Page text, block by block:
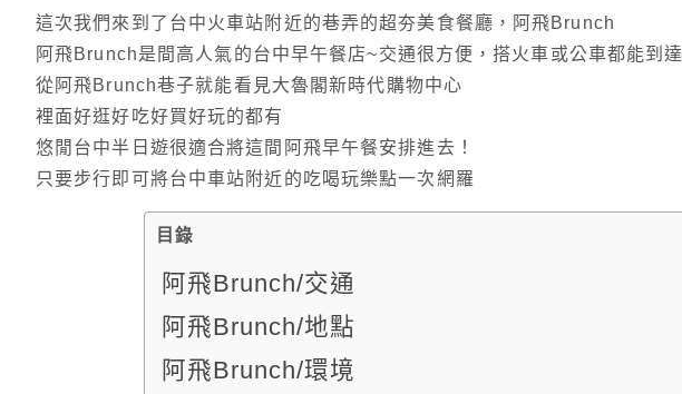
這次我們來到了台中火車站附近的巷弄的超夯美食餐廳，阿飛Brunch
阿飛Brunch是間高人氣的台中早午餐店~交通很方便，搭火車或公車都能到達
從阿飛Brunch巷子就能看見大魯閣新時代購物中心
裡面好逛好吃好買好玩的都有
悠閒台中半日遊很適合將這間阿飛早午餐安排進去！
只要步行即可將台中車站附近的吃喝玩樂點一次網羅
目錄
阿飛Brunch/交通
阿飛Brunch/地點
阿飛Brunch/環境